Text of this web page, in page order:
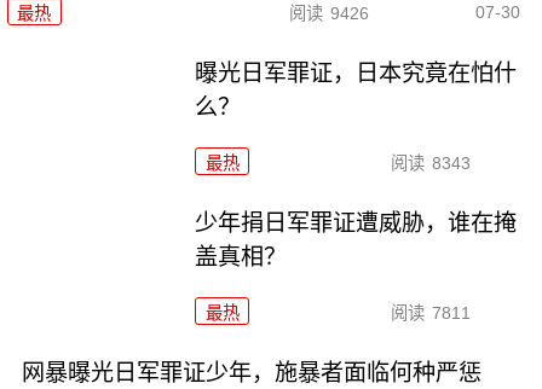
最热 阅读 9426 07-30
曝光日军罪证，日本究竟在怕什
么？
最热 阅读 8343
少年捐日军罪证遭威胁，谁在掩
盖真相？
最热 阅读 7811
网暴曝光日军罪证少年，施暴者面临何种严惩